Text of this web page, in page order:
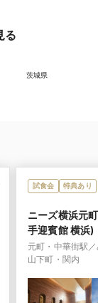
る
茨城県
試食会 特典あり
ニーズ横浜元
手迎賓館 横浜)
元町・中華街駅
山下町・関内